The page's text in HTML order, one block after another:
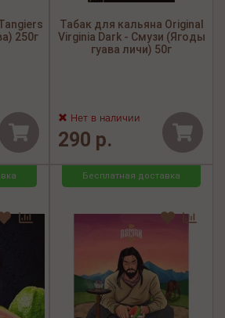
250г
Табак для кальяна Original
Virginia Dark - Смузи (Ягоды
гуава личи) 50г
Нет в наличии
290 р.
Бесплатная доставка